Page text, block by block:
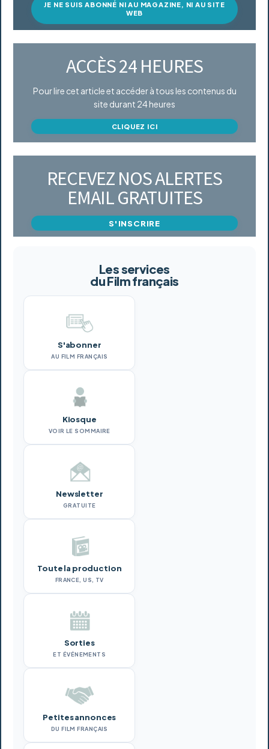
JE NE SUIS ABONNÉ NI AU MAGAZINE, NI AU SITE
WEB
ACCÈS 24 HEURES
Pour lire cet article et accéder à tous les contenus du
site durant 24 heures
CLIQUEZ ICI
RECEVEZ NOS ALERTES
EMAIL GRATUITES
S'INSCRIRE
Les services
du Film français
S'abonner
AU FILM FRANÇAIS
Kiosque
VOIR LE SOMMAIRE
Newsletter
GRATUITE
Toute la production
FRANCE, US, TV
Sorties
ET ÉVÉNEMENTS
Petites annonces
DU FILM FRANÇAIS